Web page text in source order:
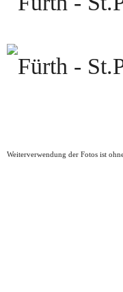
Weiterverwendung der Fotos ist